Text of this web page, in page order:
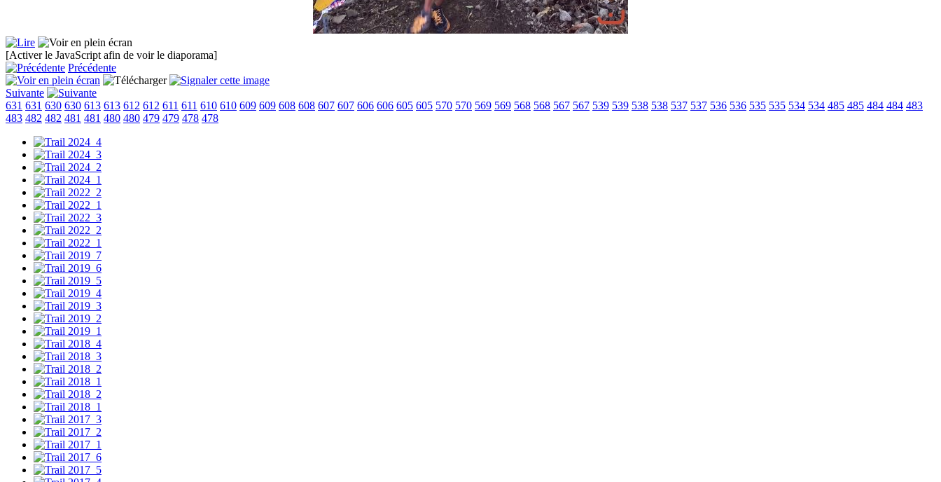
[Activer le JavaScript afin de voir le diaporama]
Précédente
Suivante
631 631 630 630 613 613 612 612 611 611 610 610 609 609 608 608 607 607 606 606 605 605 570 570 569 569 568 568 567 567 539 539 538 538 537 537 536 536 535 535 534 534 485 485 484 484 483
483 482 482 481 481 480 480 479 479 478 478